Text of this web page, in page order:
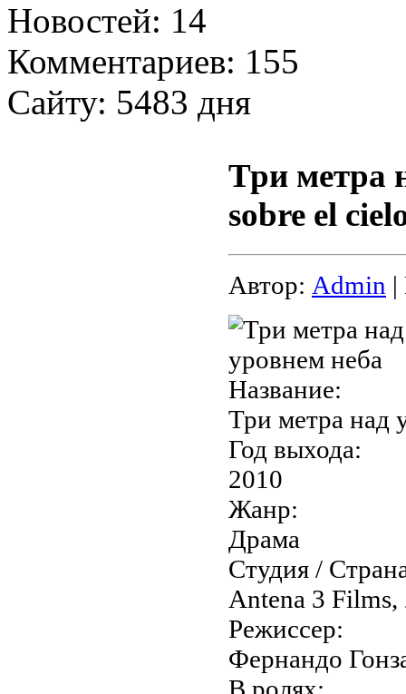
Новостей: 14
Комментариев: 155
Сайту: 5483 дня
Три метра
sobre el
Автор: Admin |
Название:
Три метра над
Год выхода:
2010
Жанр:
Драма
Студия /
Antena 3
Режиссер:
Фернандо